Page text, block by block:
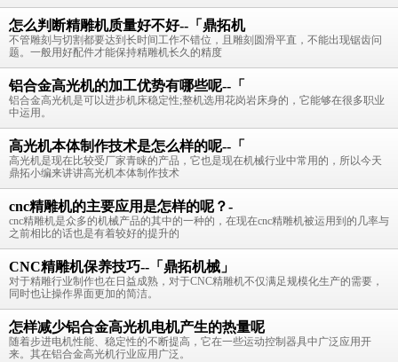
怎么判断精雕机质量好不好--「鼎拓机
不管雕刻与切割都要达到长时间工作不错位，且雕刻圆滑平直，不能出现锯齿问
题。一般用好配件才能保持精雕机长久的精度
铝合金高光机的加工优势有哪些呢--「
铝合金高光机是可以进步机床稳定性;整机选用花岗岩床身的，它能够在很多职业
中运用。
高光机本体制作技术是怎么样的呢--「
高光机是现在比较受厂家青睐的产品，它也是现在机械行业中常用的，所以今天
鼎拓小编来讲讲高光机本体制作技术
cnc精雕机的主要应用是怎样的呢？-
cnc精雕机是众多的机械产品的其中的一种的，在现在cnc精雕机被运用到的几率与
之前相比的话也是有着较好的提升的
CNC精雕机保养技巧--「鼎拓机械」
对于精雕行业制作也在日益成熟，对于CNC精雕机不仅满足规模化生产的需要，
同时也让操作界面更加的简洁。
怎样减少铝合金高光机电机产生的热量呢
随着步进电机性能、稳定性的不断提高，它在一些运动控制器具中广泛应用开
来。其在铝合金高光机行业应用广泛。